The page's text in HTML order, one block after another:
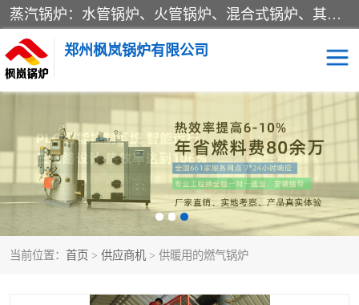
蒸汽锅炉：水管锅炉、火管锅炉、混合式锅炉、其他蒸汽锅炉； 热水锅炉：家用型集中供暖用热水锅炉、其他热水锅炉； 有机热载体锅炉； 船用蒸汽锅炉； （锅炉用辅助设备及装置）蒸汽冷凝器：表面冷凝器、混合式冷凝器、空冷式冷凝器、其他蒸汽冷凝器； 锅炉用辅助设备：节热器、蒸汽收集器、蓄能器、烟垢清除器、气体回收器、泥渣刮除器、空气预热器、其他锅炉用辅助设备；
郑州枫岚锅炉有限公司
当前位置： 首页 > 供应商机 > 供暖用的燃气锅炉